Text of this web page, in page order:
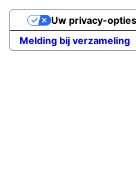
Melding bij verzameling
Uw privacy-opties